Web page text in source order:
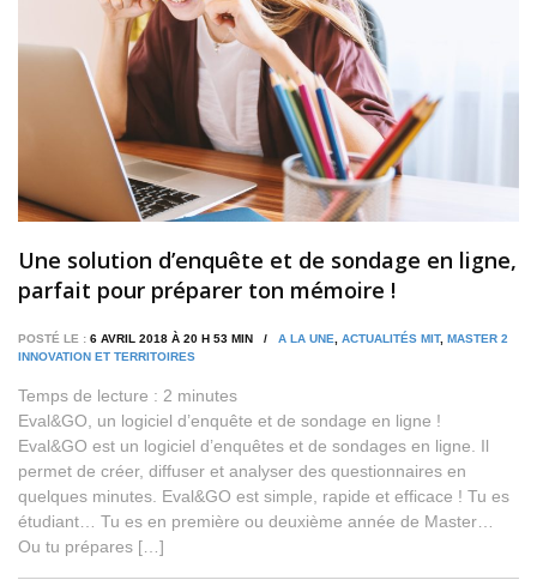
Une solution d’enquête et de sondage en ligne,
parfait pour préparer ton mémoire !
POSTÉ LE : 6 AVRIL 2018 À 20 H 53 MIN / A LA UNE ACTUALITÉS MIT, MASTER 2
INNOVATION ET TERRITOIRES
Temps de lecture : 2 minutes
Eval&GO, un logiciel d’enquête et de sondage en ligne !
Eval&GO est un logiciel d’enquêtes et de sondages en ligne. Il
permet de créer, diffuser et analyser des questionnaires en
quelques minutes. Eval&GO est simple, rapide et efficace ! Tu es
étudiant… Tu es en première ou deuxième année de Master…
Ou tu prépares […]